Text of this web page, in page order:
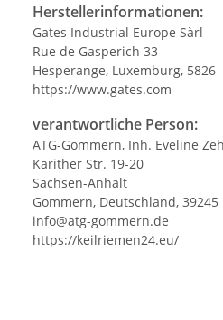
Herstellerinformationen:
Gates Industrial Europe Sàrl
Rue de Gasperich 33
Hesperange, Luxemburg, 5826
https://www.gates.com
verantwortliche Person:
ATG-Gommern, Inh. Eveline
Karither Str. 19-20
Sachsen-Anhalt
Gommern, Deutschland, 39245
info@atg-gommern.de
https://keilriemen24.eu/